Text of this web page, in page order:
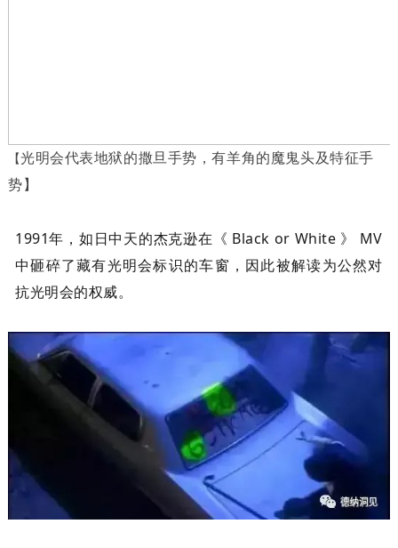
【光明会代表地狱的撒旦手势，有羊角的魔鬼头及特征手
势】
1991年，如日中天的杰克逊在《 Black or White 》 MV
中砸碎了藏有光明会标识的车窗，因此被解读为公然对
抗光明会的权威。